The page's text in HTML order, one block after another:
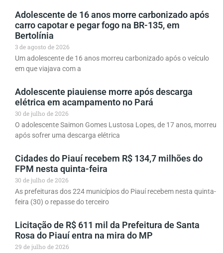
Adolescente de 16 anos morre carbonizado após
carro capotar e pegar fogo na BR-135, em
Bertolínia
3 de agosto de 2026
Um adolescente de 16 anos morreu carbonizado após o veículo
em que viajava com a
Adolescente piauiense morre após descarga
elétrica em acampamento no Pará
30 de julho de 2026
O adolescente Saimon Gomes Lustosa Lopes, de 17 anos, morreu
após sofrer uma descarga elétrica
Cidades do Piauí recebem R$ 134,7 milhões do
FPM nesta quinta-feira
30 de julho de 2026
As prefeituras dos 224 municípios do Piauí recebem nesta quinta-
feira (30) o repasse do terceiro
Licitação de R$ 611 mil da Prefeitura de Santa
Rosa do Piauí entra na mira do MP
29 de julho de 2026